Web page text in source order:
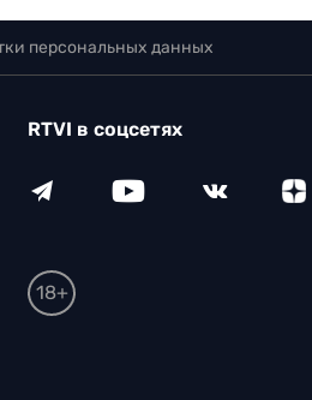
персональных данных
RTVI в соцсетях
18+